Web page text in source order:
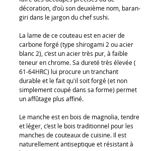
décoration, d'où son deuxième nom, baran-
giri dans le jargon du chef sushi.
La lame de ce couteau est en acier de
carbone forgé (type shirogami 2 ou acier
blanc 2), c’est un acier très pur, à faible
teneur en chrome. Sa dureté très élevée (
61-64HRC) lui procure un tranchant
durable et le fait qu'il soit forgé (et non
simplement coupé dans sa forme) permet
un affûtage plus affiné.
Le manche est en bois de magnolia, tendre
et léger, c’est le bois traditionnel pour les
manches de couteaux de cuisine. Il est
naturellement antiseptique et résistant à